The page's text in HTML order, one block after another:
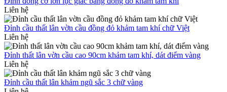
Liên hệ
Đỉnh cầu thất lân vờn cầu đồng đỏ khảm tam khí chữ Việt
Liên hệ
Đỉnh thất lân vờn cầu cao 90cm khảm tam khí, dát điểm vàng
Liên hệ
Đỉnh cầu thất lân khảm ngũ sắc 3 chữ vàng